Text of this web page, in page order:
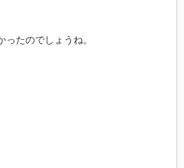
たのでしょうね。